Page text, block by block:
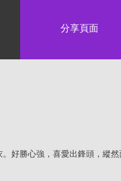
分享頁面
好勝心強，喜愛出鋒頭，縱